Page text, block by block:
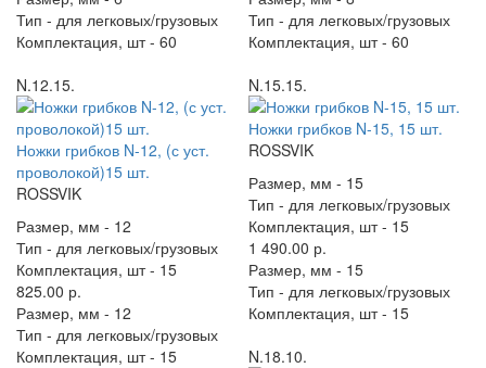
Тип - для легковых/грузовых
Комплектация, шт - 60
Тип - для легковых/грузовых
Комплектация, шт - 60
N.12.15.
Ножки грибков N-12, (с уст.
проволокой)15 шт.
ROSSVIK
Размер, мм - 12
Тип - для легковых/грузовых
Комплектация, шт - 15
825.00 р.
Размер, мм - 12
Тип - для легковых/грузовых
Комплектация, шт - 15
N.15.15.
Ножки грибков N-15, 15 шт.
ROSSVIK
Размер, мм - 15
Тип - для легковых/грузовых
Комплектация, шт - 15
1 490.00 р.
Размер, мм - 15
Тип - для легковых/грузовых
Комплектация, шт - 15
N.18.10.